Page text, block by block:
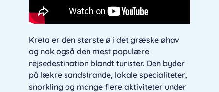
Kreta er den største ø i det græske øhav
og nok også den mest populære
rejsedestination blandt turister. Den byder
på lækre sandstrande, lokale specialiteter,
snorkling og mange flere aktiviteter under